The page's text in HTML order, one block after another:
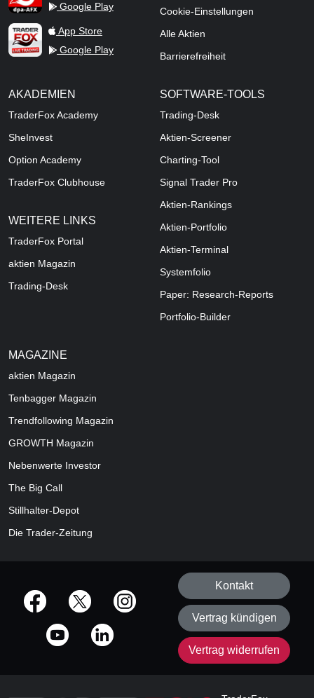
Google Play
TraderFox Live Trading
App Store
Google Play
Cookie-Einstellungen
Alle Aktien
Barrierefreiheit
AKADEMIEN
TraderFox Academy
SheInvest
Option Academy
TraderFox Clubhouse
WEITERE LINKS
TraderFox Portal
aktien Magazin
Trading-Desk
SOFTWARE-TOOLS
Trading-Desk
Aktien-Screener
Charting-Tool
Signal Trader Pro
Aktien-Rankings
Aktien-Portfolio
Aktien-Terminal
Systemfolio
Paper: Research-Reports
Portfolio-Builder
MAGAZINE
aktien Magazin
Tenbagger Magazin
Trendfollowing Magazin
GROWTH Magazin
Nebenwerte Investor
The Big Call
Stillhalter-Depot
Die Trader-Zeitung
offizielle Social Media-Accounts
Kontakt
Vertrag kündigen
Vertrag widerrufen